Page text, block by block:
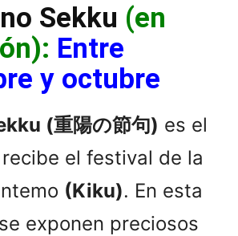
Sekku (en
Entre
y octubre
(重陽の節句) es el
el festival de la
(Kiku). En esta
exponen preciosos